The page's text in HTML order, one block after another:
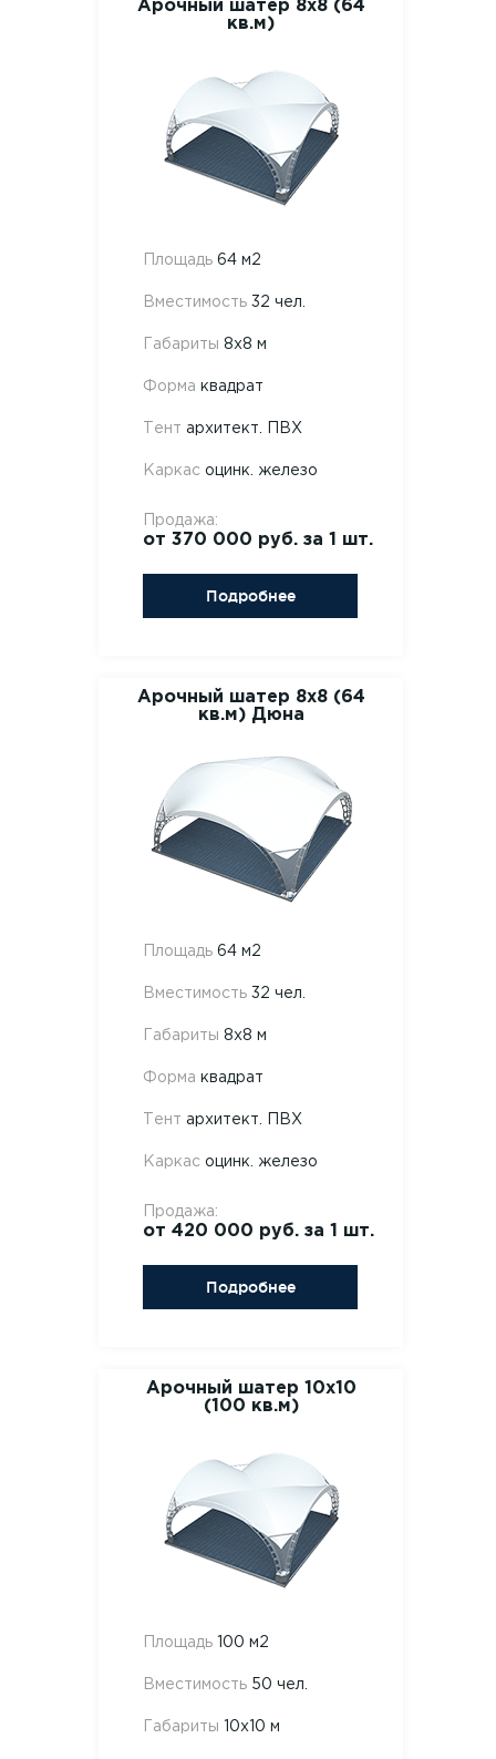
Арочный шатер 8х8 (64
кв.м)
Площадь 64 м2
Вместимость 32 чел.
Габариты 8х8 м
Форма квадрат
Тент архитект. ПВХ
Каркас оцинк. железо
Продажа:
от 370 000 руб. за 1 шт.
Подробнее
Арочный шатер 8х8 (64
кв.м) Дюна
Площадь 64 м2
Вместимость 32 чел.
Габариты 8х8 м
Форма квадрат
Тент архитект. ПВХ
Каркас оцинк. железо
Продажа:
от 420 000 руб. за 1 шт.
Подробнее
Арочный шатер 10х10
(100 кв.м)
Площадь 100 м2
Вместимость 50 чел.
Габариты 10х10 м